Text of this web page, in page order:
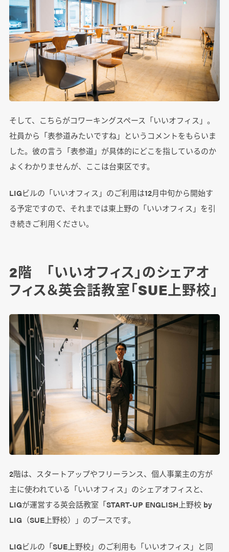
そして、こちらがコワーキングスペース「いいオフィス」。
社員から「表参道みたいですね」というコメントをもらいま
した。彼の言う「表参道」が具体的にどこを指しているのか
よくわかりませんが、ここは台東区です。
LIGビルの「いいオフィス」のご利用は12月中旬から開始す
る予定ですので、それまでは東上野の「いいオフィス」を引
き続きご利用ください。
2階 「いいオフィス」のシェアオ
フィス＆英会話教室「SUE上野校」
2階は、スタートアップやフリーランス、個人事業主の方が
主に使われている「いいオフィス」のシェアオフィスと、
LIGが運営する英会話教室「START-UP ENGLISH上野校 by
LIG（SUE上野校）」のブースです。
LIGビルの「SUE上野校」のご利用も「いいオフィス」と同